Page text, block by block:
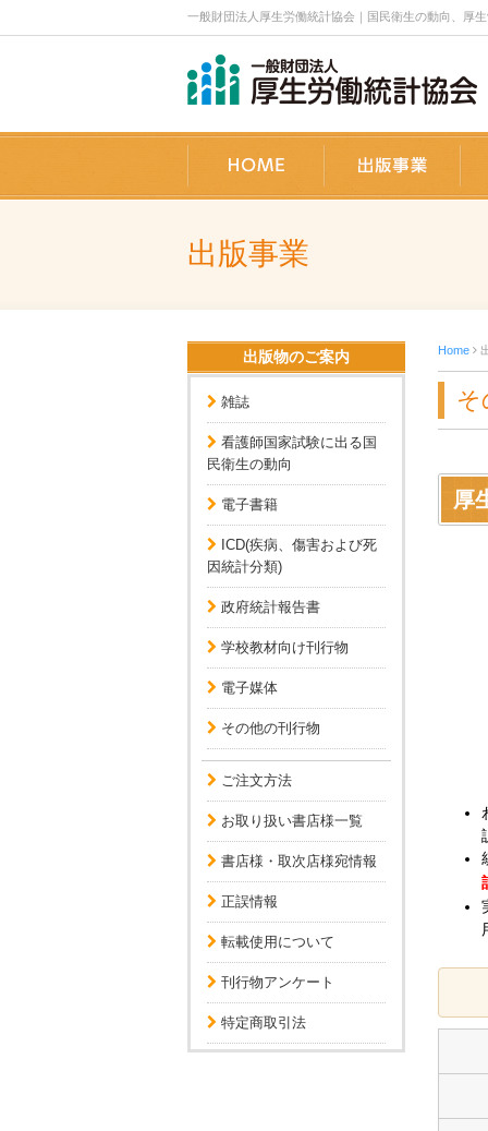
一般財団法人厚生労働統計協会｜国民衛生の動向、厚
ホーム 出
出版事業
出版物のご案内
雑誌
看護師国家試験に出る国
民衛生の動向
電子書籍
ICD(疾病、傷害および死
因統計分類)
政府統計報告書
学校教材向け刊行物
電子媒体
その他の刊行物
ご注文方法
お取り扱い書店様一覧
書店様・取次店様宛情報
正誤情報
転載使用について
刊行物アンケート
特定商取引法
Home
そ
厚